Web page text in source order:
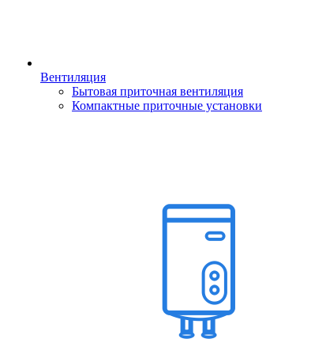
Вентиляция
Бытовая приточная вентиляция
Компактные приточные установки